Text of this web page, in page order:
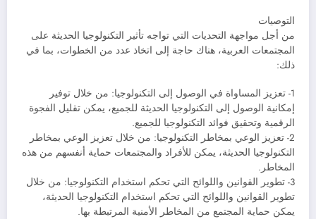
التوصيات
من أجل مواجهة التحديات التي تواجه تأثير التكنولوجيا الحديثة على
المجتمعات العربية، هناك حاجة إلى اتخاذ عدد من الخطوات، بما في
ذلك:
1- تعزيز المساواة في الوصول إلى التكنولوجيا: من خلال توفير
إمكانية الوصول إلى التكنولوجيا الحديثة للجميع، يمكن تقليل الفجوة
الرقمية وتحقيق فوائد التكنولوجيا للجميع.
2- تعزيز الوعي بمخاطر التكنولوجيا: من خلال تعزيز الوعي بمخاطر
التكنولوجيا الحديثة، يمكن للأفراد والمجتمعات حماية أنفسهم من هذه
المخاطر.
3- تطوير القوانين واللوائح التي تحكم استخدام التكنولوجيا: من خلال
تطوير القوانين واللوائح التي تحكم استخدام التكنولوجيا الحديثة،
يمكن حماية المجتمع من المخاطر الأمنية المرتبطة بها.